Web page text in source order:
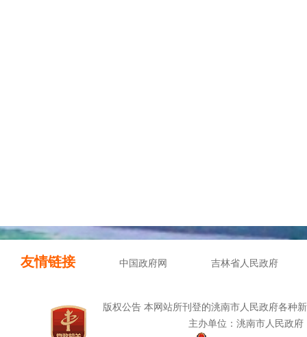
友情链接 中国政府网 吉林省人民政府
版权公告 本网站所刊登的洮南市人民政府各种
主办单位：洮南市人民政